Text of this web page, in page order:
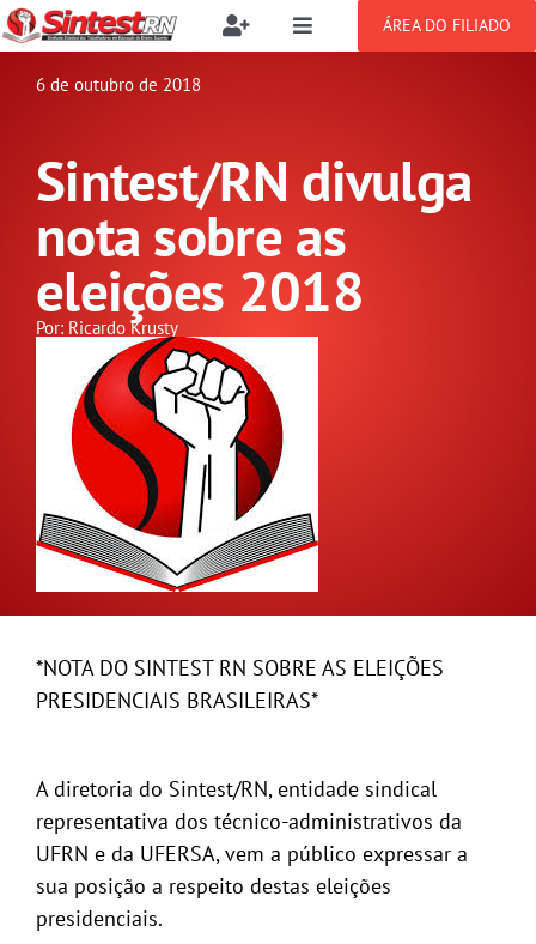
Ir
para
Toggle
Buscar
resultados
Filie-se
Benefícios
Setor jurídico
Toggle
SOBRE
NOTÍCIAS
PUBLICAÇÕES
CONGRESSOS
GREVE
DOCUMENTOS
GALERIA
ÁREA DO FILIADO
6 de outubro de 2018
Sintest/RN divulga
nota sobre as
eleições 2018
Por: Ricardo Krusty
*NOTA DO SINTEST RN SOBRE AS ELEIÇÕES
PRESIDENCIAIS BRASILEIRAS*
A diretoria do Sintest/RN, entidade sindical
representativa dos técnico-administrativos da
UFRN e da UFERSA, vem a público expressar a
sua posição a respeito destas eleições
presidenciais.